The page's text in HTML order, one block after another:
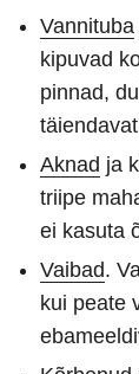
Vannituba
kipuvad
pinnad,
Aknad ja
triipe
ei kasuta
Vaibad.
kui peate